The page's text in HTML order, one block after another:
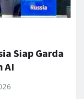
Siap Garda
AI